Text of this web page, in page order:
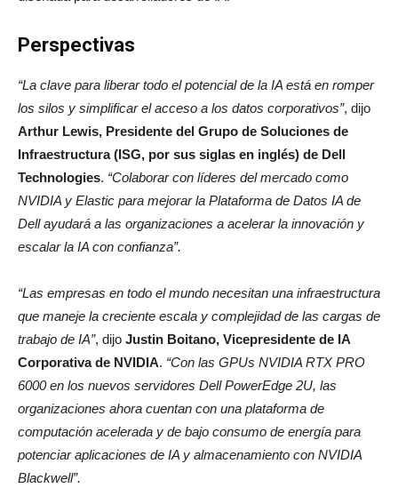
Perspectivas
“La clave para liberar todo el potencial de la IA está en romper
los silos y simplificar el acceso a los datos corporativos”, dijo
Arthur Lewis, Presidente del Grupo de Soluciones de
Infraestructura (ISG, por sus siglas en inglés) de Dell
Technologies. “Colaborar con líderes del mercado como
NVIDIA y Elastic para mejorar la Plataforma de Datos IA de
Dell ayudará a las organizaciones a acelerar la innovación y
escalar la IA con confianza”.
“Las empresas en todo el mundo necesitan una infraestructura
que maneje la creciente escala y complejidad de las cargas de
trabajo de IA”, dijo Justin Boitano, Vicepresidente de IA
Corporativa de NVIDIA. “Con las GPUs NVIDIA RTX PRO
6000 en los nuevos servidores Dell PowerEdge 2U, las
organizaciones ahora cuentan con una plataforma de
computación acelerada y de bajo consumo de energía para
potenciar aplicaciones de IA y almacenamiento con NVIDIA
Blackwell”.